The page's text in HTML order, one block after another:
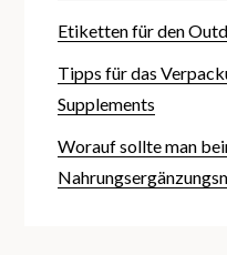
Etiketten für den
Tipps für das
Supplements
Worauf sollte man